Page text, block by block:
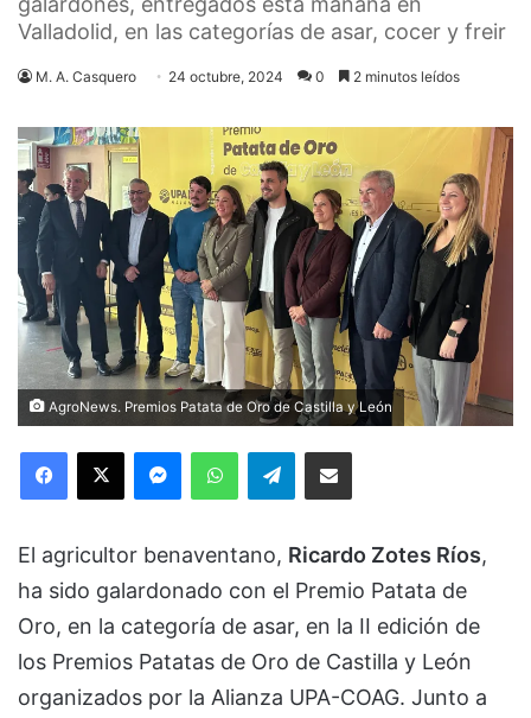
Valladolid, en las categorías de asar, cocer y freir
M. A. Casquero 24 octubre, 2024 0 2 minutos leídos
AgroNews. Premios Patata de Oro de Castilla y León
Facebook
X MessengerWhatsAppTelegramCompartir via Email
El agricultor benaventano, Ricardo Zotes Ríos,
ha sido galardonado con el Premio Patata de
Oro, en la categoría de asar, en la II edición de
los Premios Patatas de Oro de Castilla y León
organizados por la Alianza UPA-COAG. Junto a